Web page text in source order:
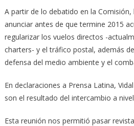
A partir de lo debatido en la
anunciar antes de que termine 2015
regularizar los vuelos directos -
charters- y el tráfico postal, además
defensa del medio ambiente y el
En declaraciones a Prensa Latina,
son el resultado del intercambio a
Esta reunión nos permitió pasar